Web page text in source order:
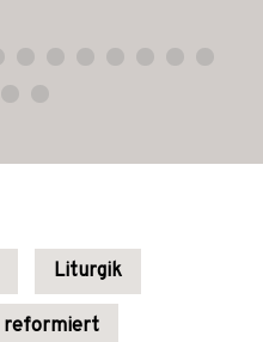
Liturgik
reformiert